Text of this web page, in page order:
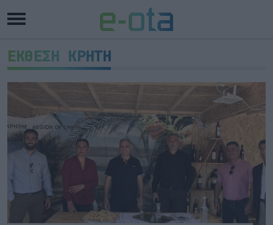
ΕΚΘΕΣΗ ΚΡΗΤΗ